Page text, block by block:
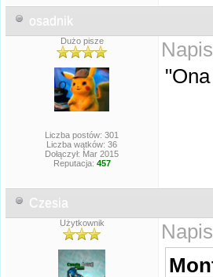
osadnik
Dużo pisze
Liczba postów: 301
Liczba wątków: 36
Dołączył: Mar 2015
Reputacja: 457
Czesia
Użytkownik